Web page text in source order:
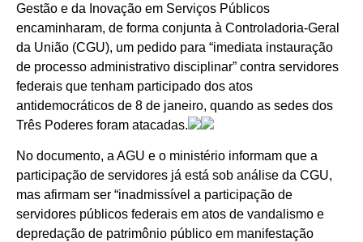
Gestão e da Inovação em Serviços Públicos
encaminharam, de forma conjunta à Controladoria-Geral
da União (CGU), um pedido para “imediata instauração
de processo administrativo disciplinar” contra servidores
federais que tenham participado dos atos
antidemocráticos de 8 de janeiro, quando as sedes dos
Três Poderes foram atacadas.
No documento, a AGU e o ministério informam que a
participação de servidores já está sob análise da CGU,
mas afirmam ser “inadmissível a participação de
servidores públicos federais em atos de vandalismo e
depredação de patrimônio público em manifestação